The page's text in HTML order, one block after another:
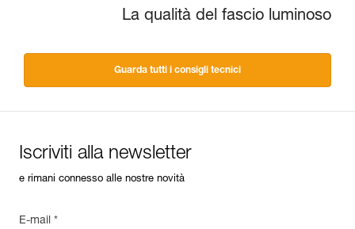
La qualità del fascio luminoso
Guarda tutti i consigli tecnici
Iscriviti alla newsletter
e rimani connesso alle nostre novità
E-mail *